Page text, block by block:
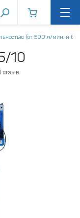
(от 500 л/мин. и
10
отзыв